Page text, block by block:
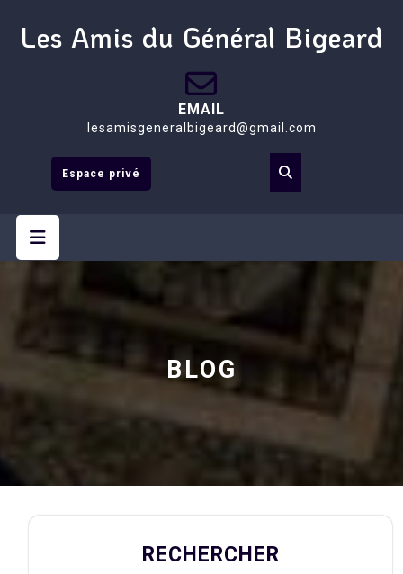
Les Amis du Général Bigeard
EMAIL
lesamisgeneralbigeard@gmail.com
Espace privé
BLOG
RECHERCHER